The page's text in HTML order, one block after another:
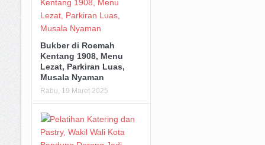
Bukber di Roemah
Kentang 1908, Menu
Lezat, Parkiran Luas,
Musala Nyaman
Rabu, 19 Maret 2025